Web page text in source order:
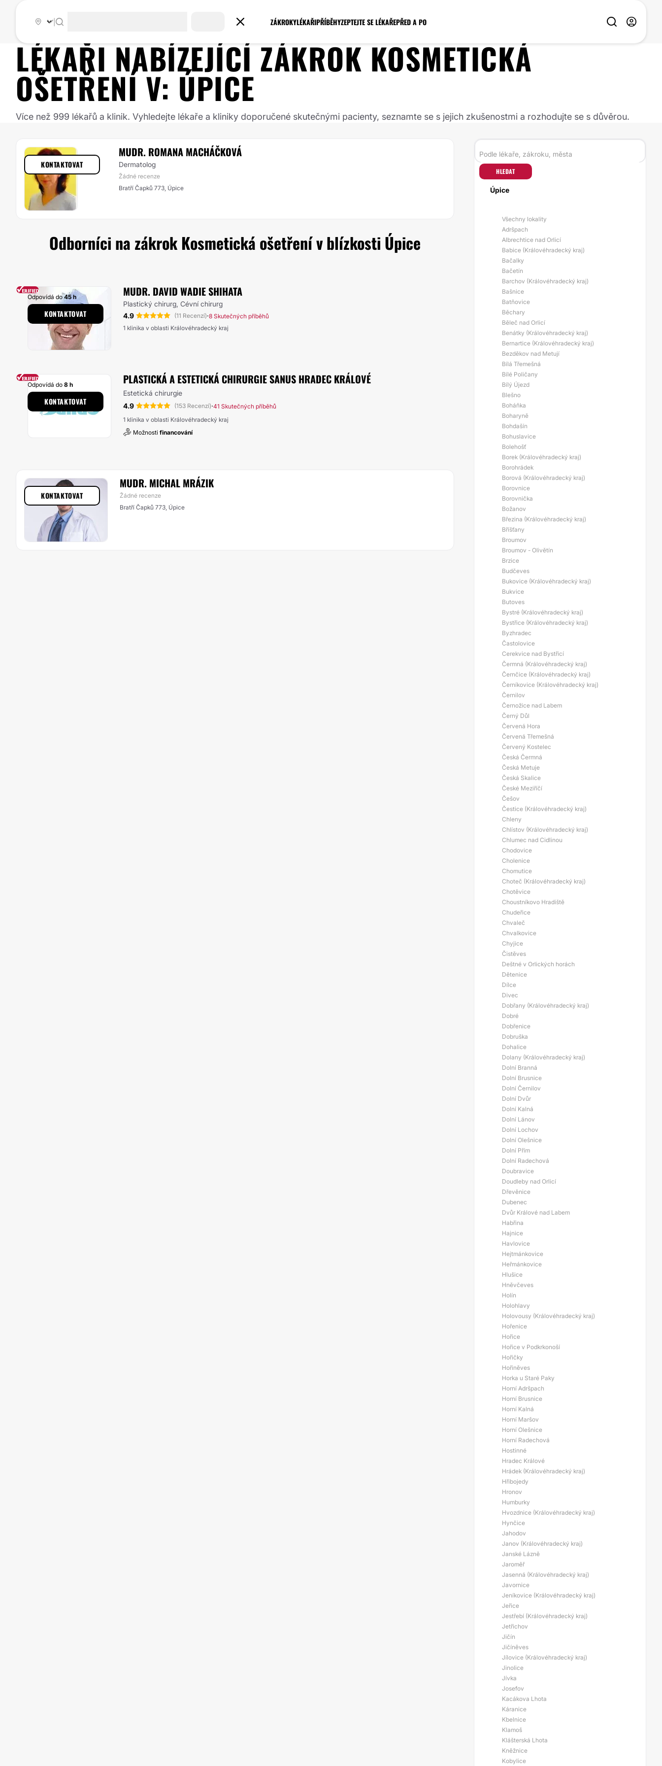
ZÁKROKYLÉKAŘIPŘÍBĚHYZEPTEJTE SE LÉKAŘEPŘED A PO
LÉKAŘI NABÍZEJÍCÍ ZÁKROKKOSMETICKÁ
OŠETŘENÍ V: ÚPICE
Více než 999 lékařů a klinik. Vyhledejte lékaře a kliniky doporučené skutečnými pacienty, seznamte se s jejich zkušenostmi a rozhodujte se s důvěrou.
MUDR. ROMANA MACHÁČKOVÁ
Dermatolog
Žádné recenze
Bratří Čapků 773, Úpice
KONTAKTOVAT
Odborníci na zákrok Kosmetická ošetření v blízkosti Úpice
MUDR. DAVID WADIE SHIHATA
Plastický chirurg, Cévní chirurg
4.9
(11 Recenzí)·8 Skutečných příběhů
1 klinika v oblasti Královéhradecký kraj
Odpovídá do45 h
KONTAKTOVAT
PLASTICKÁ A ESTETICKÁ CHIRURGIE SANUS HRADEC KRÁLOVÉ
Estetická chirurgie
4.9
(153 Recenzí)·41 Skutečných příběhů
1 klinika v oblasti Královéhradecký kraj
Možnosti financování
Odpovídá do 8 h
KONTAKTOVAT
MUDR. MICHAL MRÁZIK
Žádné recenze
Bratří Čapků 773, Úpice
KONTAKTOVAT
HLEDAT
Úpice
Všechny lokality
Adršpach
Albrechtice nad Orlicí
Babice (Královéhradecký kraj)
Bačalky
Bačetín
Barchov (Královéhradecký kraj)
Bašnice
Batňovice
Běchary
Běleč nad Orlicí
Benátky (Královéhradecký kraj)
Bernartice (Královéhradecký kraj)
Bezděkov nad Metují
Bílá Třemešná
Bílé Poličany
Bílý Újezd
Blešno
Boháňka
Boharyně
Bohdašín
Bohuslavice
Bolehošť
Borek (Královéhradecký kraj)
Borohrádek
Borová (Královéhradecký kraj)
Borovnice
Borovnička
Božanov
Březina (Královéhradecký kraj)
Bříšťany
Broumov
Broumov - Olivětín
Brzice
Budčeves
Bukovice (Královéhradecký kraj)
Bukvice
Butoves
Bystré (Královéhradecký kraj)
Bystřice (Královéhradecký kraj)
Byzhradec
Častolovice
Cerekvice nad Bystřicí
Čermná (Královéhradecký kraj)
Černčice (Královéhradecký kraj)
Černíkovice (Královéhradecký kraj)
Černilov
Černožice nad Labem
Černý Důl
Červená Hora
Červená Třemešná
Červený Kostelec
Česká Čermná
Česká Metuje
Česká Skalice
České Meziříčí
Češov
Čestice (Královéhradecký kraj)
Chleny
Chlístov (Královéhradecký kraj)
Chlumec nad Cidlinou
Chodovice
Cholenice
Chomutice
Choteč (Královéhradecký kraj)
Chotěvice
Choustníkovo Hradiště
Chudeřice
Chvaleč
Chvalkovice
Chyjice
Čistěves
Deštné v Orlických horách
Dětenice
Dílce
Divec
Dobřany (Královéhradecký kraj)
Dobré
Dobřenice
Dobruška
Dohalice
Dolany (Královéhradecký kraj)
Dolní Branná
Dolní Brusnice
Dolní Černilov
Dolní Dvůr
Dolní Kalná
Dolní Lánov
Dolní Lochov
Dolní Olešnice
Dolní Přím
Dolní Radechová
Doubravice
Doudleby nad Orlicí
Dřevěnice
Dubenec
Dvůr Králové nad Labem
Habřina
Hajnice
Havlovice
Hejtmánkovice
Heřmánkovice
Hlušice
Hněvčeves
Holín
Holohlavy
Holovousy (Královéhradecký kraj)
Hořenice
Hořice
Hořice v Podkrkonoší
Hořičky
Hořiněves
Horka u Staré Paky
Horní Adršpach
Horní Brusnice
Horní Kalná
Horní Maršov
Horní Olešnice
Horní Radechová
Hostinné
Hradec Králové
Hrádek (Královéhradecký kraj)
Hřibojedy
Hronov
Humburky
Hvozdnice (Královéhradecký kraj)
Hynčice
Jahodov
Janov (Královéhradecký kraj)
Janské Lázně
Jaroměř
Jasenná (Královéhradecký kraj)
Javornice
Jeníkovice (Královéhradecký kraj)
Jeřice
Jestřebí (Královéhradecký kraj)
Jetřichov
Jičín
Jičíněves
Jílovice (Královéhradecký kraj)
Jinolice
Jívka
Josefov
Kacákova Lhota
Káranice
Kbelnice
Klamoš
Klášterská Lhota
Kněžnice
Kobylice